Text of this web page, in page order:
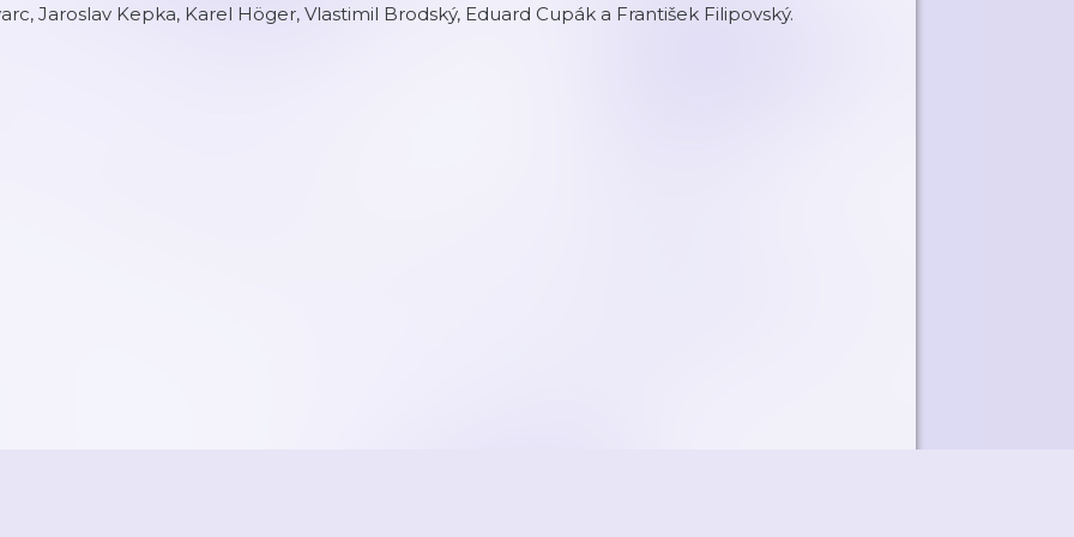
Jaroslav Kepka, Karel Höger, Vlastimil Brodský, Eduard Cupák a František Filipovský.